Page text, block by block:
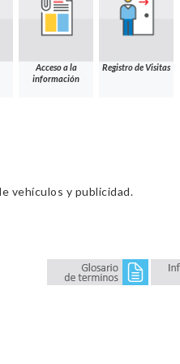
Acceso a la
información
Registro de Visitas
vehículos y publicidad.